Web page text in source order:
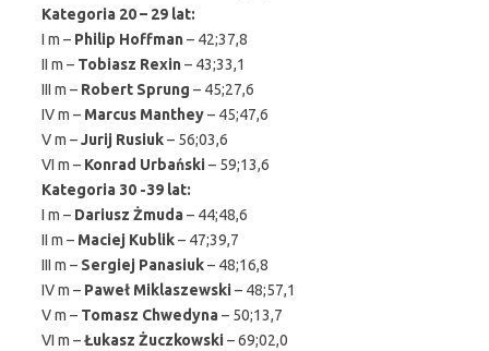
Kategoria 20 – 29 lat:
I m – Philip Hoffman– 42;37,8
II m – Tobiasz Rexin– 43;33,1
III m – Robert Sprung – 45;27,6
IV m – Marcus Manthey– 45;47,6
V m –Jurij Rusiuk– 56;03,6
VI m – Konrad Urbański– 59;13,6
Kategoria 30 -39 lat:
I m – Dariusz Żmuda– 44;48,6
II m – Maciej Kublik– 47;39,7
III m – Sergiej Panasiuk– 48;16,8
IV m – Paweł Miklaszewski– 48;57,1
V m – Tomasz Chwedyna– 50;13,7
VI m –Łukasz Żuczkowski– 69;02,0